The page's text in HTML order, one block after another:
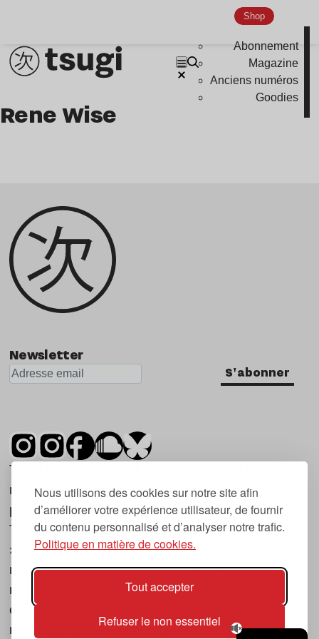
Nous utilisons des cookies sur notre site afin
d’améliorer votre expérience utilisateur, de fournir
du contenu personnalisé et d’analyser notre trafic.
Politique en matière de cookies.
Tout accepter
Refuser le non essentiel
Shop
Abonnement
Magazine
Anciens numéros
Goodies
Genre musicaux
Pop
Ambient
Disco
Hardcore
Global Club
Indie
Rene Wise
Newsletter
S'abonner
Tsugi est un mensuel indépendant sur la
musique et les nouvelles tendances, dont la
première parution date de 2007.
Tsugi en japonais signifie « prochain », « suivant
», ce qui correspond à la thématique du
magazine, à l’affût des nouvelles tendances
musicales, qu’elles viennent de la musique
électronique, du rock ou du hip hop, et des
nouveaux phénomènes de société liés à la